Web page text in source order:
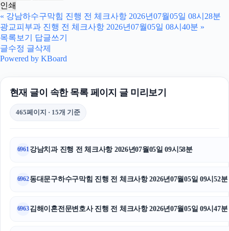
고양이파양
재산분할
인쇄
« 강남하수구막힘 진행 전 체크사항 2026년07월05일 08시28분
광교피부과 진행 전 체크사항 2026년07월05일 08시40분 »
목록보기
답글쓰기
글수정 글삭제
Powered by KBoard
현재 글이 속한 목록 페이지 글 미리보기
465페이지 · 15개 기준
6961강남치과 진행 전 체크사항 2026년07월05일 09시58분
6962동대문구하수구막힘 진행 전 체크사항 2026년07월05일 09시52분
6963김해이혼전문변호사 진행 전 체크사항 2026년07월05일 09시47분